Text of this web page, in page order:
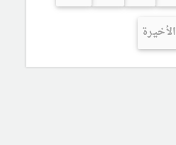
الأخيرة